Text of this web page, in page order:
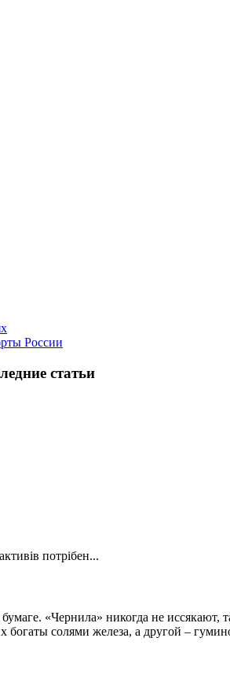
России
статьи
потрібен...
«Чернила» никогда не иссякают,
солями железа, а другой –